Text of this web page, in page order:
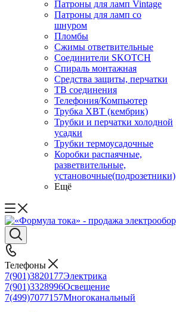
Патроны для ламп Vintage
Патроны для ламп со
шнуром
Пломбы
Сжимы ответвительные
Соединители SKOTCH
Спираль монтажная
Средства защиты, перчатки
ТВ соединения
Телефония/Компьютер
Трубка ХВТ (кембрик)
Трубки и перчатки холодной
усадки
Трубки термоусадочные
Коробки распаячные,
разветвительные,
установочные(подрозетники)
Ещё
Телефоны
7(901)3820177Электрика
7(901)3328996Освещение
7(499)7077157Многоканальный